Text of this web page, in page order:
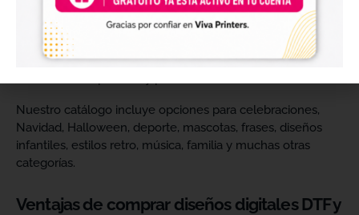
Comprar diseños digitales es una solución práctica para
profesionales que quieren ahorrar tiempo, renovar su
catálogo y ofrecer más variedad de productos a sus
clientes. Podrás escoger diseños de diferentes estilos,
Nuestro catálogo incluye opciones para celebraciones,
Navidad, Halloween, deporte, mascotas, frases, diseños
infantiles, estilos retro, música, familia y muchas otras
categorías.
Ventajas de comprar diseños digitales DTF y